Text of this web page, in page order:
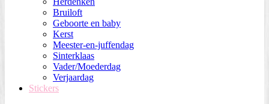
Bruiloft
Geboorte en baby
Kerst
Meester-en-juffendag
Sinterklaas
Vader/Moederdag
Verjaardag
Stickers